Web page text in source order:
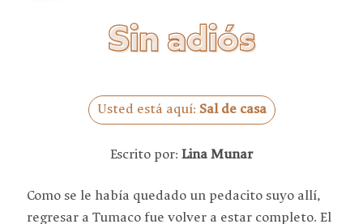
Sin adiós
Usted está aquí: Sal de casa
Escrito por: Lina Munar
Como se le había quedado un pedacito suyo allí,
regresar a Tumaco fue volver a estar completo. El